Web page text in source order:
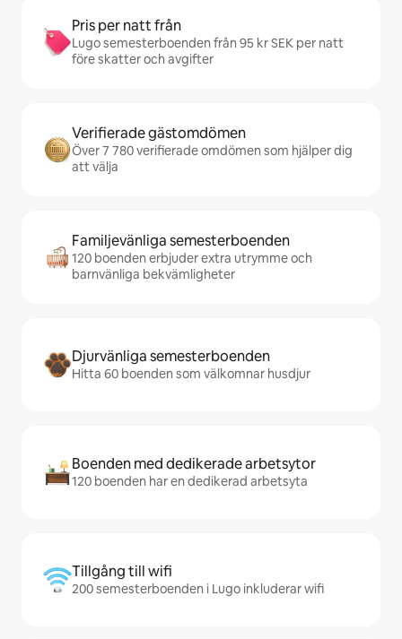
Pris per natt från
Lugo semesterboenden från 95 kr SEK per natt
före skatter och avgifter
Verifierade gästomdömen
Över 7 780 verifierade omdömen som hjälper dig
att välja
Familjevänliga semesterboenden
120 boenden erbjuder extra utrymme och
barnvänliga bekvämligheter
Djurvänliga semesterboenden
Hitta 60 boenden som välkomnar husdjur
Boenden med dedikerade arbetsytor
120 boenden har en dedikerad arbetsyta
Tillgång till wifi
200 semesterboenden i Lugo inkluderar wifi